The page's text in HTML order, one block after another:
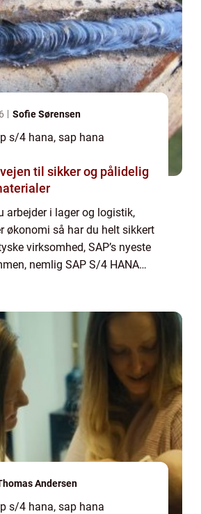
Sofie Sørensen
s/4 hana, sap hana
til sikker og pålidelig
arbejder i lager og logistik,
økonomi så har du helt sikkert
virksomhed, SAP’s nyeste
nemlig SAP S/4 HANA
Andersen
s/4 hana, sap hana